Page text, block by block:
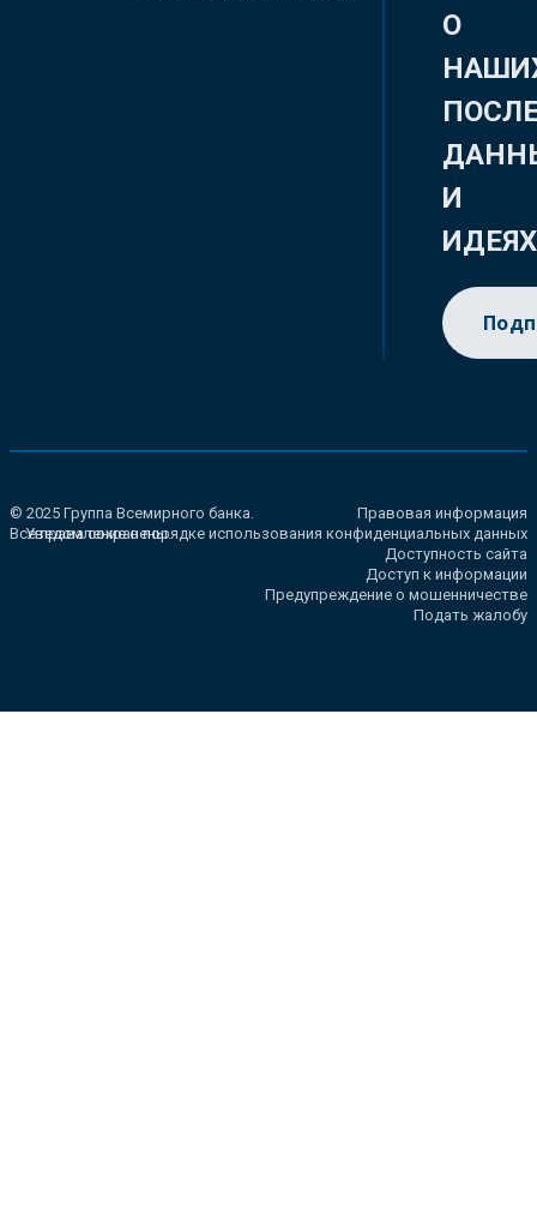
О
И
ИДЕЯХ
© 2025 Группа Всемирного банка.
Все права сохранены.
Правовая информация
Уведомление о порядке использования конфиденциальных данных
Доступность сайта
Доступ к информации
Предупреждение о мошенничестве
Подать жалобу